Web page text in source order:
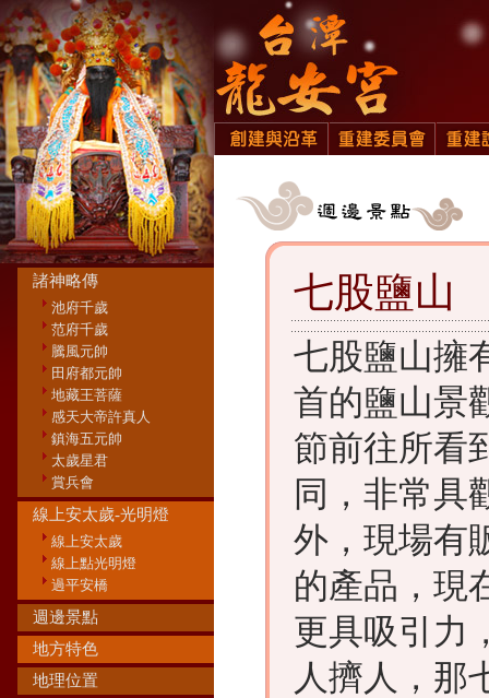
諸神略傳
池府千歲
范府千歲
騰風元帥
田府都元帥
地藏王菩薩
感天大帝許真人
鎮海五元帥
太歲星君
賞兵會
線上安太歲-光明燈
線上安太歲
線上點光明燈
過平安橋
週邊景點
地方特色
地理位置
七股鹽山
七股鹽山擁
首的鹽山景
節前往所看
同，非常具
外，現場有
的產品，現
更具吸引力
人擠人，那